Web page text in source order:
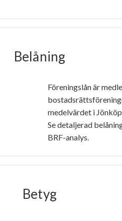
Belåning
Föreningslån är
medelvärdet i
Se detaljerad
BRF-analys.
Betyg